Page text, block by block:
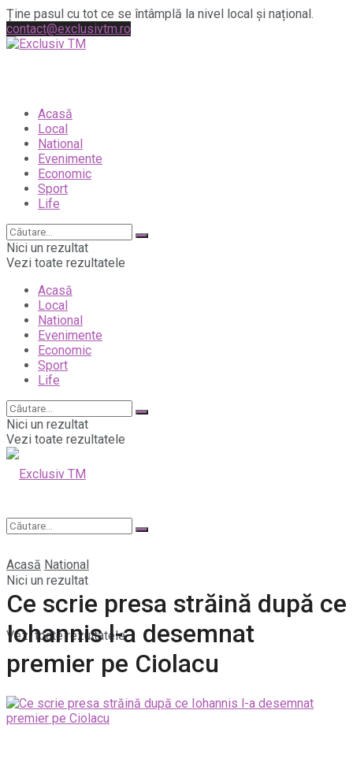
Ține pasul cu tot ce se întâmplă la nivel local și național.
contact@exclusivtm.ro
Acasă
Local
National
Evenimente
Economic
Sport
Life
Nici un rezultat
Vezi toate rezultatele
Acasă
Local
National
Evenimente
Economic
Sport
Life
Nici un rezultat
Vezi toate rezultatele
Nici un rezultat
Vezi toate rezultatele
Acasă National
Ce scrie presa străină după ce
Iohannis l-a desemnat
premier pe Ciolacu